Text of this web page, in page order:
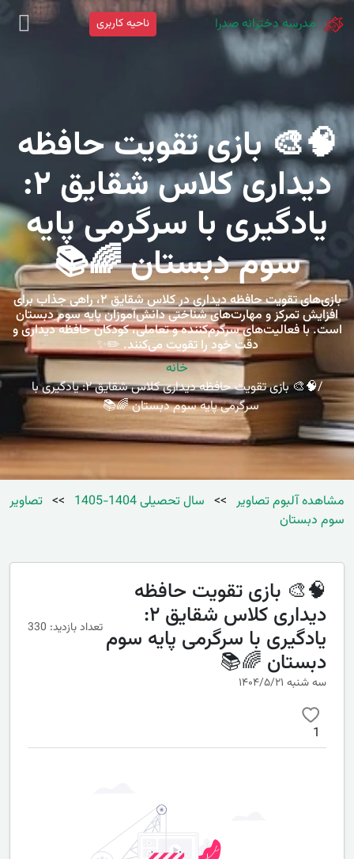
مدرسه دخترانه صدرا ناحیه کاربری
🧠🎨 بازی تقویت حافظه
دیداری کلاس شقایق ۲:
یادگیری با سرگرمی پایه
سوم دبستان 🌈📚
بازی‌های تقویت حافظه دیداری در کلاس شقایق ۲، راهی جذاب برای
افزایش تمرکز و مهارت‌های شناختی دانش‌آموزان پایه سوم دبستان
است. با فعالیت‌های سرگرم‌کننده و تعاملی، کودکان حافظه دیداری و
دقت خود را تقویت می‌کنند. ✏️✨
خانه
🧠🎨 بازی تقویت حافظه دیداری کلاس شقایق ۲: یادگیری با
سرگرمی پایه سوم دبستان 🌈📚
مشاهده آلبوم تصاویر >> سال تحصیلی 1404-1405 >> تصاویر
سوم دبستان
🧠🎨 بازی تقویت حافظه
دیداری کلاس شقایق ۲:
یادگیری با سرگرمی پایه سوم
دبستان 🌈📚
تعداد بازدید: 330
سه شنبه ۱۴۰۴/۵/۲۱
1